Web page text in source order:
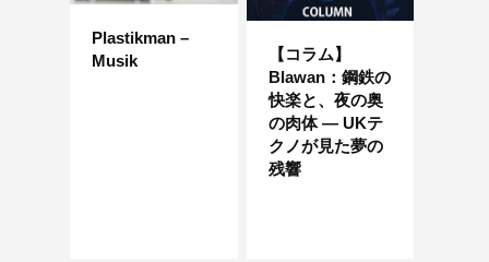
Plastikman –
Musik
【コラム】
Blawan：鋼鉄の
快楽と、夜の奥
の肉体 — UKテ
クノが見た夢の
残響